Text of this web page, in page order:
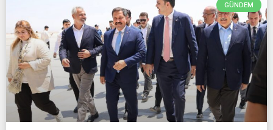
GÜNDEM